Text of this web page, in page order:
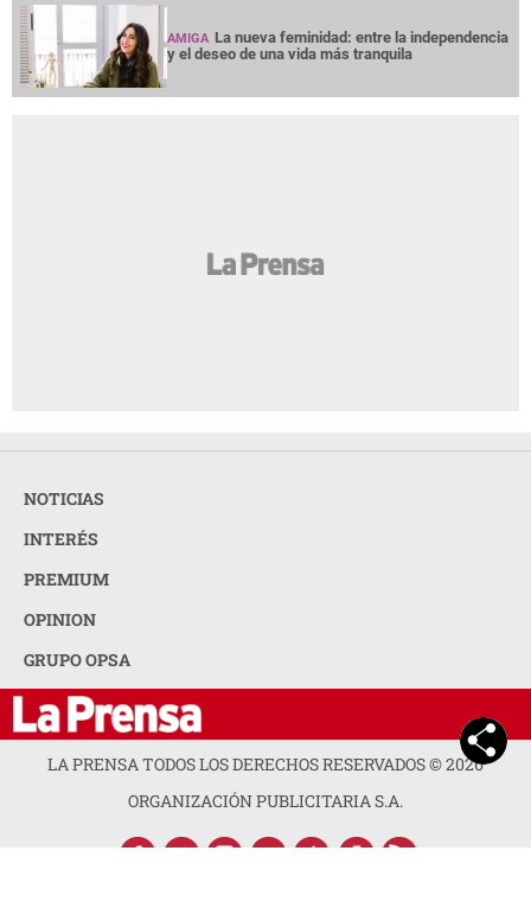
AMIGA La nueva feminidad: entre la independencia
y el deseo de una vida más tranquila
NOTICIAS
INTERÉS
PREMIUM
OPINION
GRUPO OPSA
LA PRENSA TODOS LOS DERECHOS RESERVADOS ©2026
ORGANIZACIÓN PUBLICITARIA S.A.